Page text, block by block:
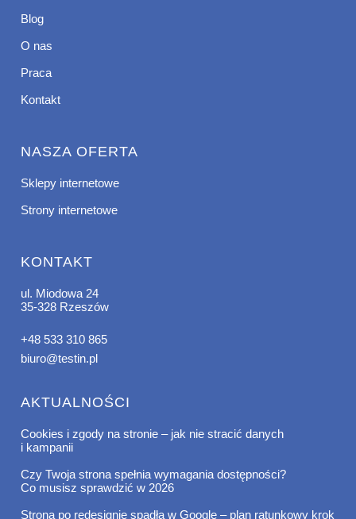
Blog
O nas
Praca
Kontakt
NASZA OFERTA
Sklepy internetowe
Strony internetowe
KONTAKT
ul. Miodowa 24
35-328 Rzeszów
+48 533 310 865
biuro@testin.pl
AKTUALNOŚCI
Cookies i zgody na stronie – jak nie stracić danych
i kampanii
Czy Twoja strona spełnia wymagania dostępności?
Co musisz sprawdzić w 2026
Strona po redesignie spadła w Google – plan ratunkowy krok